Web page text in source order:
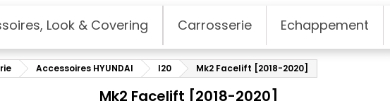
Look & Covering Carrosserie Echappement
Accessoires HYUNDAI I20 Mk2 Facelift [2018-2020]
Mk2 Facelift [2018-2020]